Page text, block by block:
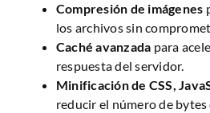
Compresión de imágenes
los archivos sin
Caché avanzada para
respuesta del servidor.
Minificación de CSS,
reducir el número de bytes